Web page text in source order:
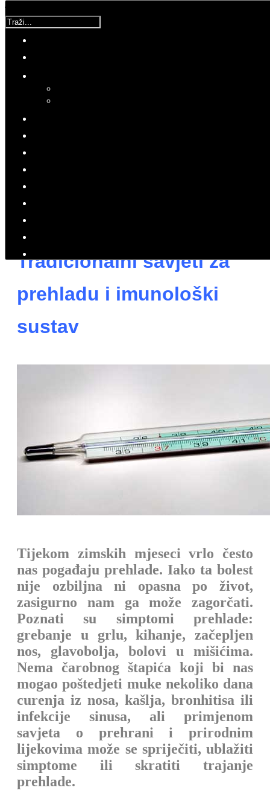
Traži...
Molimo ocijenite
ZDRAVLJE
LJEKOVITO BILJE
Smreka, češnjak, sljez, jabučni
ocat, bazga, lipa, kamilica
Tradicionalni savjeti za
prehladu i imunološki
sustav
Tijekom zimskih mjeseci vrlo često
nas pogađaju prehlade. Iako ta bolest
nije ozbiljna ni opasna po život,
zasigurno nam ga može zagorčati.
Poznati su simptomi prehlade:
grebanje u grlu, kihanje, začepljen
nos, glavobolja, bolovi u mišićima.
Nema čarobnog štapića koji bi nas
mogao poštedjeti muke nekoliko dana
curenja iz nosa, kašlja, bronhitisa ili
infekcije sinusa, ali primjenom
savjeta o prehrani i prirodnim
lijekovima može se spriječiti, ublažiti
simptome ili skratiti trajanje
prehlade.